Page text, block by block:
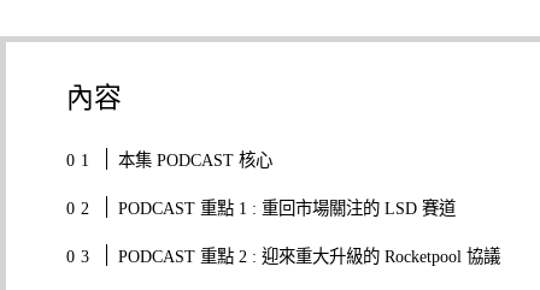
內容
本集 PODCAST 核心
PODCAST 重點 1 : 重回市場關注的 LSD 賽道
PODCAST 重點 2 : 迎來重大升級的 Rocketpool 協議